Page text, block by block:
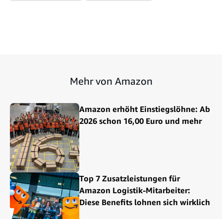
Mehr von Amazon
Amazon erhöht Einstiegslöhne: Ab
2026 schon 16,00 Euro und mehr
Top 7 Zusatzleistungen für
Amazon Logistik-Mitarbeiter:
Diese Benefits lohnen sich wirklich